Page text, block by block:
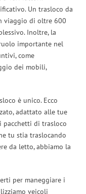
Un trasloco da
viaggio di oltre 600
Inoltre, la
importante nel
come
dei mobili,
è unico. Ecco
adattato alle tue
pacchetti di trasloco
tu stia traslocando
da letto, abbiamo la
per maneggiare i
veicoli